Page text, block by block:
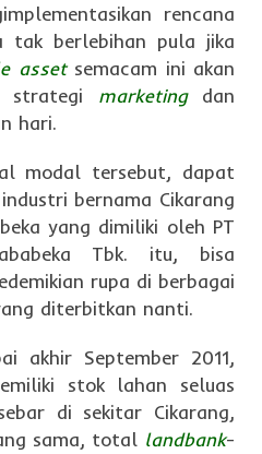
rencana
tak berlebihan pula jika
assetsemacam ini akan
strategi marketingdan
hari.
modal tersebut, dapat
bernama Cikarang
yang dimiliki oleh PT
Tbk. itu, bisa
rupa di berbagai
diterbitkan nanti.
akhir September 2011,
stok lahan seluas
di sekitar Cikarang,
sama, total landbank-